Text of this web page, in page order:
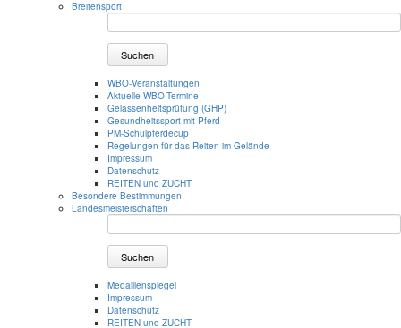
Breitensport
Suchen
WBO-Veranstaltungen
Aktuelle WBO-Termine
Gelassenheitsprüfung (GHP)
Gesundheitssport mit Pferd
PM-Schulpferdecup
Regelungen für das Reiten im Gelände
Impressum
Datenschutz
REITEN und ZUCHT
Besondere Bestimmungen
Landesmeisterschaften
Suchen
Medaillenspiegel
Impressum
Datenschutz
REITEN und ZUCHT